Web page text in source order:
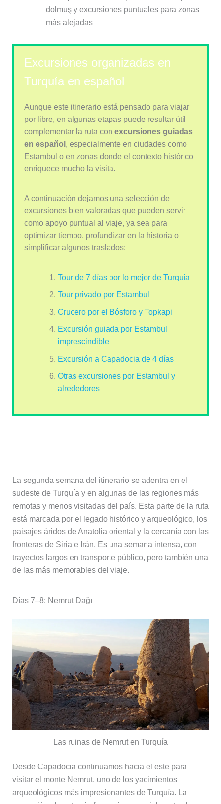
dolmuş y excursiones puntuales para zonas
más alejadas
Excursiones organizadas en
Turquía en español
Aunque este itinerario está pensado para viajar
por libre, en algunas etapas puede resultar útil
complementar la ruta con excursiones guiadas
en español , especialmente en ciudades como
Estambul o en zonas donde el contexto histórico
enriquece mucho la visita.
A continuación dejamos una selección de
excursiones bien valoradas que pueden servir
como apoyo puntual al viaje, ya sea para
optimizar tiempo, profundizar en la historia o
simplificar algunos traslados:
Tour de 7 días por lo mejor de Turquía
Tour privado por Estambul
Crucero por el Bósforo y Topkapi
Excursión guiada por Estambul
imprescindible
Excursión a Capadocia de 4 días
Otras excursiones por Estambul y
alrededores
La segunda semana del itinerario se adentra en el
sudeste de Turquía y en algunas de las regiones más
remotas y menos visitadas del país. Esta parte de la ruta
está marcada por el legado histórico y arqueológico, los
paisajes áridos de Anatolia oriental y la cercanía con las
fronteras de Siria e Irán. Es una semana intensa, con
trayectos largos en transporte público, pero también una
de las más memorables del viaje.
Días 7–8: Nemrut Dağı
Las ruinas de Nemrut en Turquía
Desde Capadocia continuamos hacia el este para
visitar el monte Nemrut, uno de los yacimientos
arqueológicos más impresionantes de Turquía. La